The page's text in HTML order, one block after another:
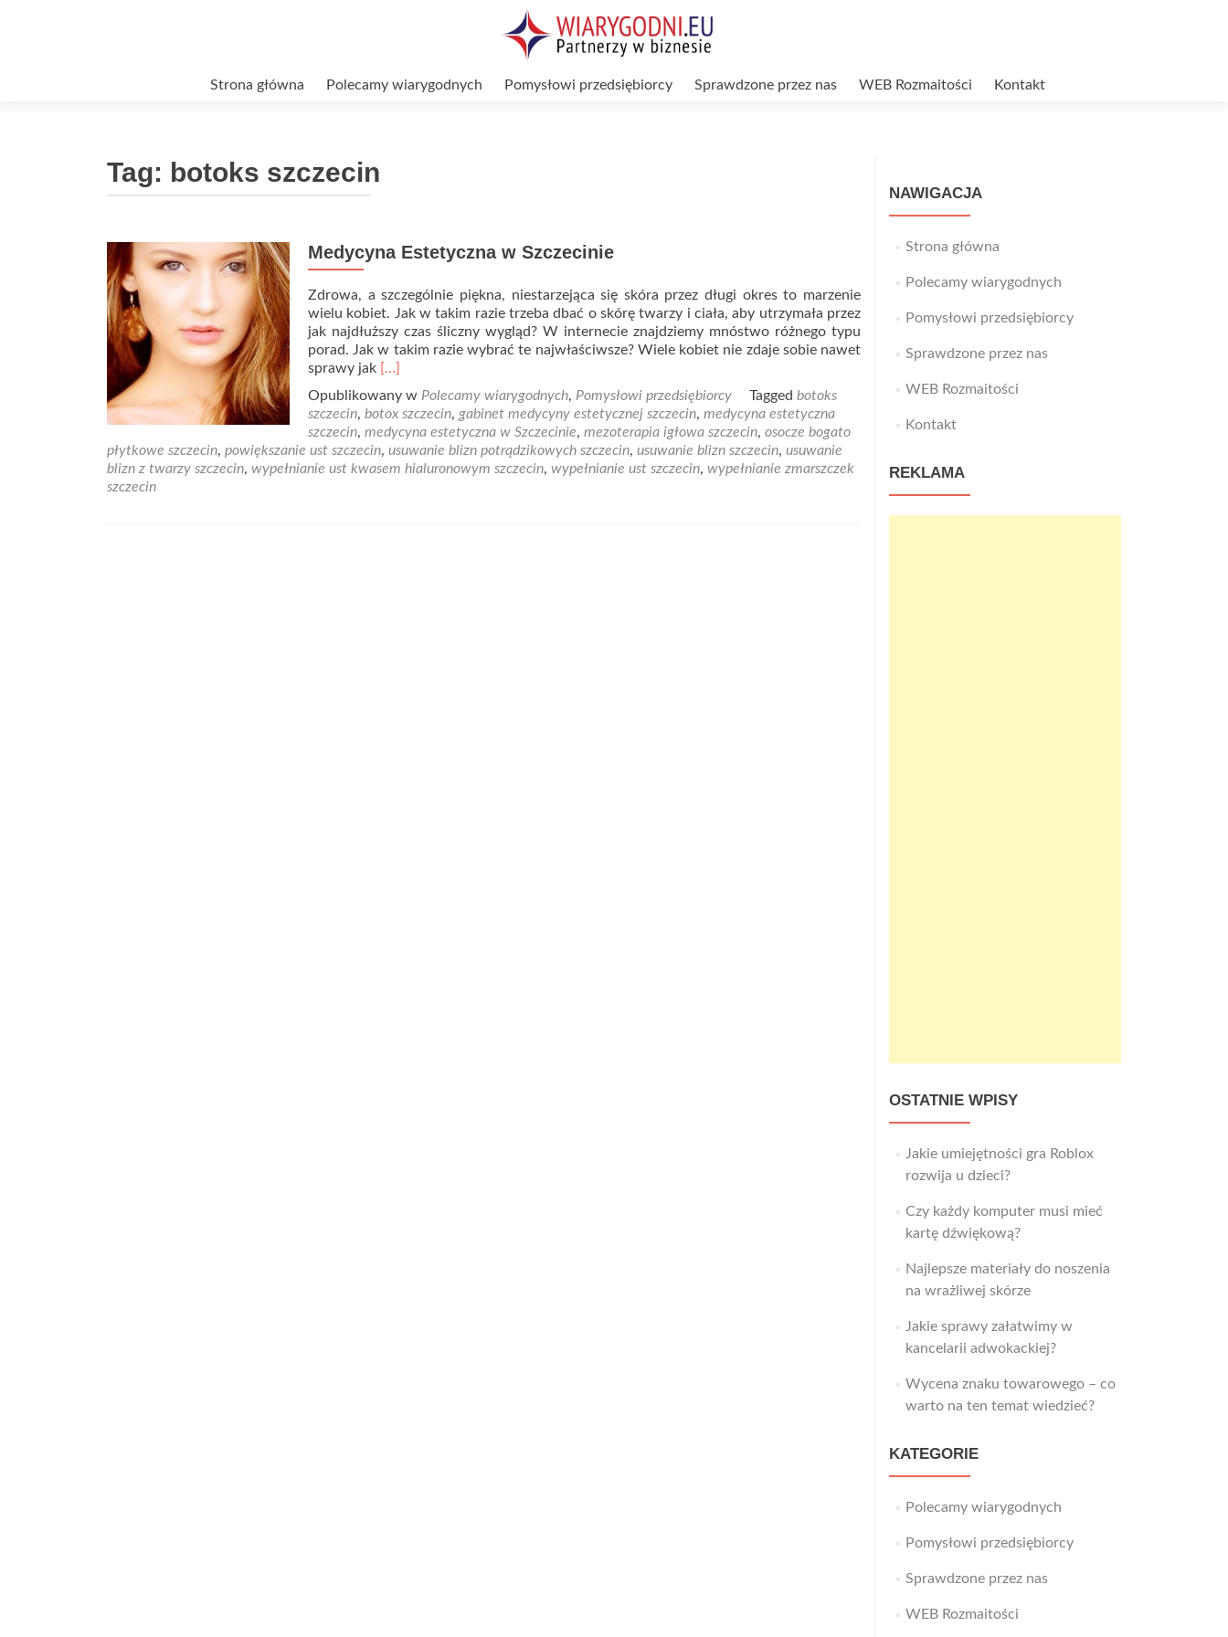
Strona główna Polecamy wiarygodnych Pomysłowi przedsiębiorcy Sprawdzone przez nas WEB Rozmaitości Kontakt
Tag: botoks szczecin
Medycyna Estetyczna w Szczecinie
Zdrowa, a szczególnie piękna, niestarzejąca się skóra przez długi okres to marzenie
wielu kobiet. Jak w takim razie trzeba dbać o skórę twarzy i ciała, aby utrzymała przez
jak najdłuższy czas śliczny wygląd? W internecie znajdziemy mnóstwo różnego typu
porad. Jak w takim razie wybrać te najwłaściwsze? Wiele kobiet nie zdaje sobie nawet
sprawy jak Read
about
Medycyna
Estetyczna
w
Szczecinie
[…]
Opublikowany w Polecamy wiarygodnych, Pomysłowi przedsiębiorcy Tagged botoks
szczecin, botox szczecin, gabinet medycyny estetycznej szczecin, medycyna estetyczna
szczecin, medycyna estetyczna w Szczecinie, mezoterapia igłowa szczecin, osocze bogato
płytkowe szczecin, powiększanie ust szczecin, usuwanie blizn potrądzikowych szczecin, usuwanie blizn szczecin, usuwanie
blizn z twarzy szczecin, wypełnianie ust kwasem hialuronowym szczecin, wypełnianie ust szczecin, wypełnianie zmarszczek
szczecin
NAWIGACJA
Strona główna
Polecamy wiarygodnych
Pomysłowi przedsiębiorcy
Sprawdzone przez nas
WEB Rozmaitości
Kontakt
REKLAMA
OSTATNIE WPISY
Jakie umiejętności gra Roblox
rozwija u dzieci?
Czy każdy komputer musi mieć
kartę dźwiękową?
Najlepsze materiały do noszenia
na wrażliwej skórze
Jakie sprawy załatwimy w
kancelarii adwokackiej?
Wycena znaku towarowego – co
warto na ten temat wiedzieć?
KATEGORIE
Polecamy wiarygodnych
Pomysłowi przedsiębiorcy
Sprawdzone przez nas
WEB Rozmaitości